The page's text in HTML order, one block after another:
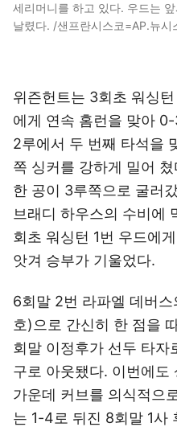
세리머니를 하고 있다. 우드는
날렸다. /샌프란시스코=AP.뉴시
위즌헌트는 3회초 워싱
에게 연속 홈런을 맞아
2루에서 두 번째 타석을
쪽 싱커를 강하게 밀어
한 공이 3루쪽으로 굴러
브래디 하우스의 수비에
회초 워싱턴 1번 우드에
앗겨 승부가 기울었다.
6회말 2번 라파엘 데버
호)으로 간신히 한 점을
회말 이정후가 선두 타자
구로 아웃됐다. 이번에도
가운데 커브를 의식적으
는 1-4로 뒤진 8회말 1사